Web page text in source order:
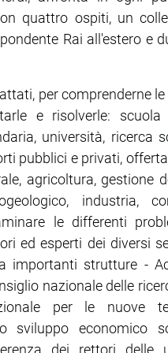
quattro ospiti, un
Rai all'estero e
per comprenderne
e risolverle: scuola
università, ricerca
pubblici e privati,
agricoltura, gestione
industria,
le differenti
ed esperti dei diversi
importanti strutture -
nazionale delle
per le nuove
sviluppo economico
dei rettori delle